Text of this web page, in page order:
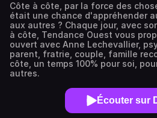
Côte à côte, par la force des
était une chance d'appréhender
aux autres ? Chaque jour, avec
à côte, Tendance Ouest vous
ouvert avec Anne Lechevallier,
parent, fratrie, couple, famille
côte, un temps 100% pour soi,
autres.
Écouter sur